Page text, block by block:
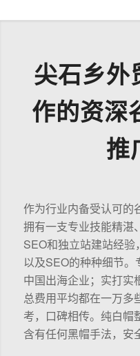
尖石乡外
作的资深
推
作为行业内备受认可的
拥有一支专业技能精湛
SEO和独立站建站经
以及SEO的种种细节
中国出海企业；实打实
总费用平均都在一万多
考，口碑相传。纯白帽
含有任何黑帽手法，安